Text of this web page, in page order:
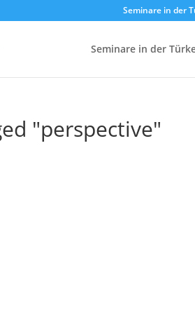
Seminare in der
Seminare in der
"perspective"